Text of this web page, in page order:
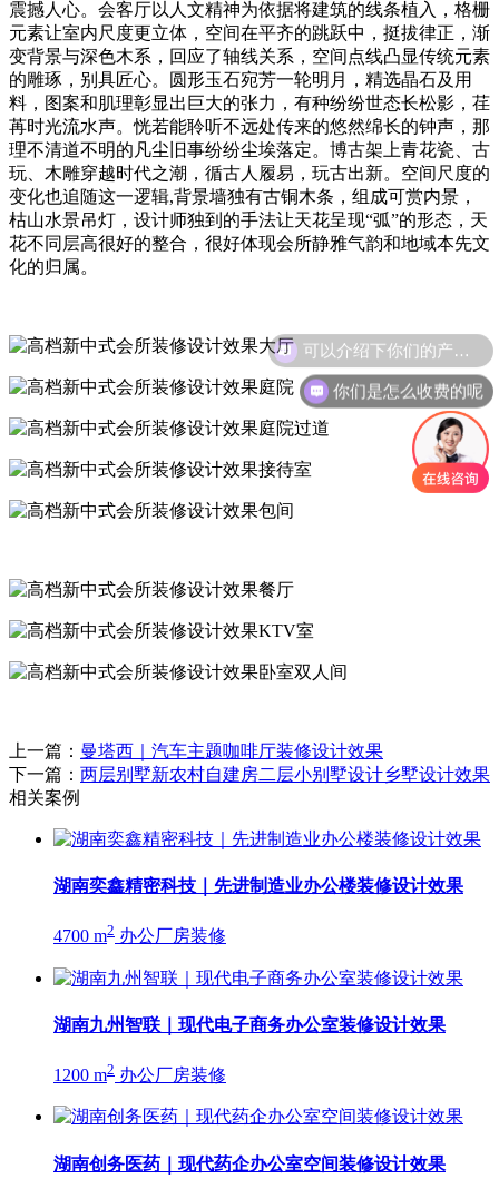
震撼人心。会客厅以人文精神为依据将建筑的线条植入，格栅
元素让室内尺度更立体，空间在平齐的跳跃中，挺拔律正，渐
变背景与深色木系，回应了轴线关系，空间点线凸显传统元素
的雕琢，别具匠心。圆形玉石宛芳一轮明月，精选晶石及用
料，图案和肌理彰显出巨大的张力，有种纷纷世态长松影，荏
苒时光流水声。恍若能聆听不远处传来的悠然绵长的钟声，那
理不清道不明的凡尘旧事纷纷尘埃落定。博古架上青花瓷、古
玩、木雕穿越时代之潮，循古人履易，玩古出新。空间尺度的
变化也追随这一逻辑,背景墙独有古铜木条，组成可赏内景，
枯山水景吊灯，设计师独到的手法让天花呈现“弧”的形态，天
花不同层高很好的整合，很好体现会所静雅气韵和地域本先文
化的归属。
上一篇： 曼塔西｜汽车主题咖啡厅装修设计效果
下一篇： 两层别墅新农村自建房二层小别墅设计乡墅设计效果
相关案例
湖南奕鑫精密科技｜先进制造业办公楼装修设计效果
4700 m2 办公厂房装修
湖南九州智联｜现代电子商务办公室装修设计效果
1200 m2 办公厂房装修
湖南创务医药｜现代药企办公室空间装修设计效果
可以介绍下你们的产品么
你们是怎么收费的呢